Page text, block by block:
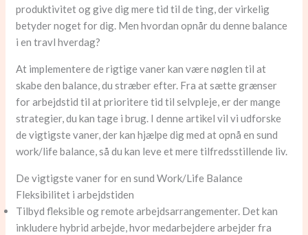
produktivitet og give dig mere tid til de ting, der virkelig
betyder noget for dig. Men hvordan opnår du denne balance
i en travl hverdag?
At implementere de rigtige vaner kan være nøglen til at
skabe den balance, du stræber efter. Fra at sætte grænser
for arbejdstid til at prioritere tid til selvpleje, er der mange
strategier, du kan tage i brug. I denne artikel vil vi udforske
de vigtigste vaner, der kan hjælpe dig med at opnå en sund
work/life balance, så du kan leve et mere tilfredsstillende liv.
De vigtigste vaner for en sund Work/Life Balance
Fleksibilitet i arbejdstiden
Tilbyd fleksible og remote arbejdsarrangementer. Det kan
inkludere hybrid arbejde, hvor medarbejdere arbejder fra